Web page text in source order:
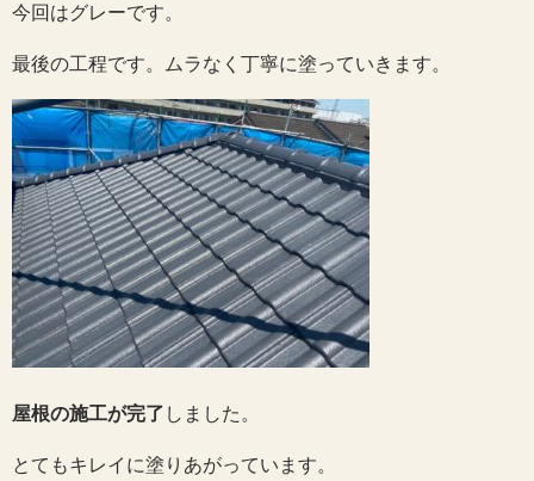
今回はグレーです。
最後の工程です。ムラなく丁寧に塗っていきます。
屋根の施工が完了 しました。
とてもキレイに塗りあがっています。